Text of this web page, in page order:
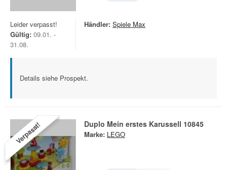
Leider verpasst!
Gültig: 09.01. -
31.08.
Händler: Spiele Max
Details siehe Prospekt.
Verpasst! Duplo Mein erstes Karussell 10845
Marke: LEGO